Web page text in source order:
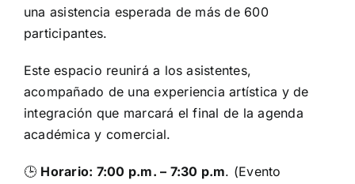
una asistencia esperada de más de 600
participantes.
Este espacio reunirá a los asistentes,
acompañado de una experiencia artística y de
integración que marcará el final de la agenda
académica y comercial.
🕒 Horario: 7:00 p.m. – 7:30 p.m. (Evento